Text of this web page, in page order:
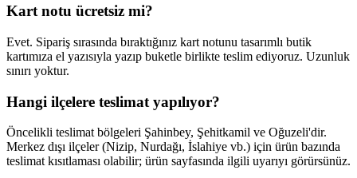
Kart notu ücretsiz mi?
Evet. Sipariş sırasında bıraktığınız kart notunu tasarımlı butik
kartımıza el yazısıyla yazıp buketle birlikte teslim ediyoruz. Uzunluk
sınırı yoktur.
Hangi ilçelere teslimat yapılıyor?
Öncelikli teslimat bölgeleri Şahinbey, Şehitkamil ve Oğuzeli'dir.
Merkez dışı ilçeler (Nizip, Nurdağı, İslahiye vb.) için ürün bazında
teslimat kısıtlaması olabilir; ürün sayfasında ilgili uyarıyı görürsünüz.